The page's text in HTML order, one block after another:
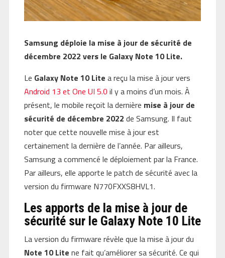
Samsung déploie la mise à jour de sécurité de
décembre 2022 vers le Galaxy Note 10 Lite.
Le Galaxy Note 10 Lite a reçu la mise à jour vers
Android 13 et One UI 5.0 il y a moins d’un mois. À
présent, le mobile reçoit la dernière mise à jour de
sécurité de décembre 2022 de Samsung. Il faut
noter que cette nouvelle mise à jour est
certainement la dernière de l’année. Par ailleurs,
Samsung a commencé le déploiement par la France.
Par ailleurs, elle apporte le patch de sécurité avec la
version du firmware N770FXXS8HVL1.
Les apports de la mise à jour de
sécurité sur le Galaxy Note 10 Lite
La version du firmware révèle que la mise à jour du
Note 10 Lite ne fait qu’améliorer sa sécurité. Ce qui